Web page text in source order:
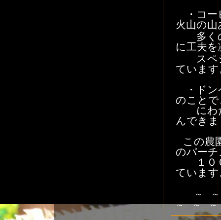
・コー
火山の
多くの
に工夫
スペシ
ています
・ドン
のことで
にわた
んでき
この農
のパー
１００
ています
～
～ ～